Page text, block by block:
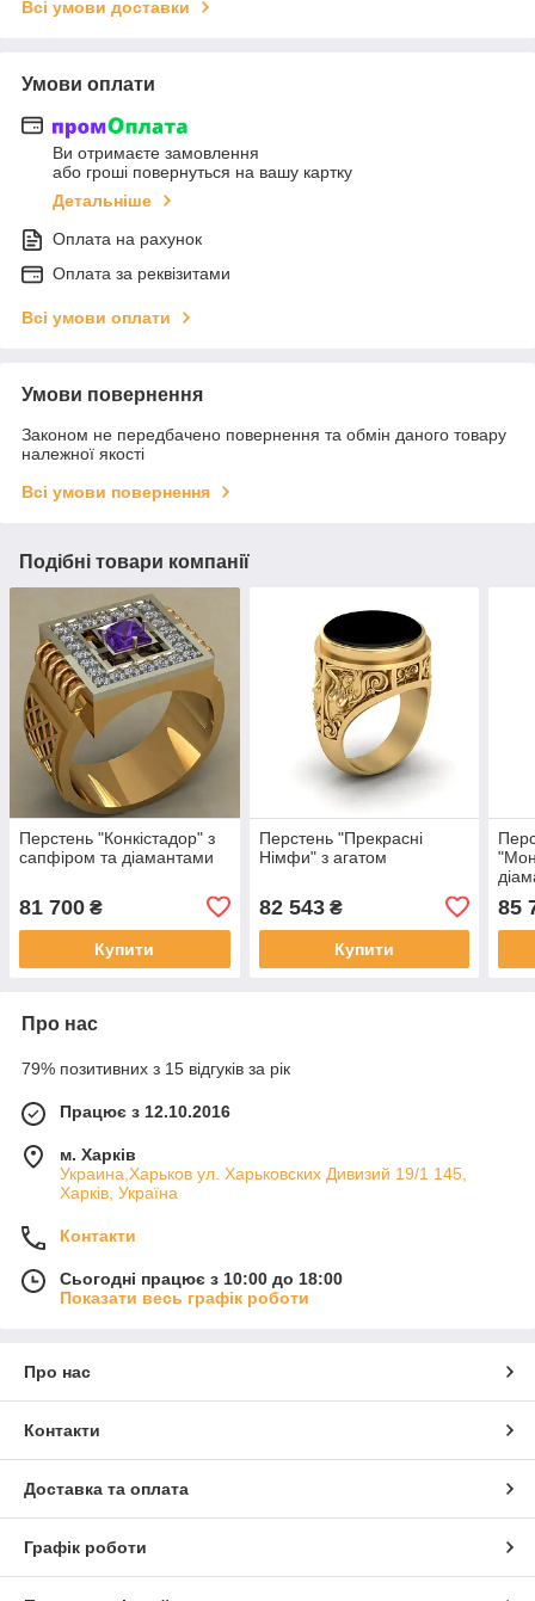
Всі умови доставки
Умови оплати
Ви отримаєте замовлення
або гроші повернуться на вашу картку
Детальніше
Оплата на рахунок
Оплата за реквізитами
Всі умови оплати
Умови повернення
Законом не передбачено повернення та обмін даного товару
належної якості
Всі умови повернення
Подібні товари компанії
Перстень "Конкістадор" з
сапфіром та діамантами
81 700 ₴
Купити
Перстень "Прекрасні
Німфи" з агатом
82 543₴
Купити
85
Про нас
79% позитивних з 15 відгуків за рік
Працює з 12.10.2016
м. Харків
Украина,Харьков ул. Харьковских Дивизий 19/1 145,
Харків, Україна
Контакти
Сьогодні працює з 10:00 до 18:00
Показати весь графік роботи
Про нас
Контакти
Доставка та оплата
Графік роботи